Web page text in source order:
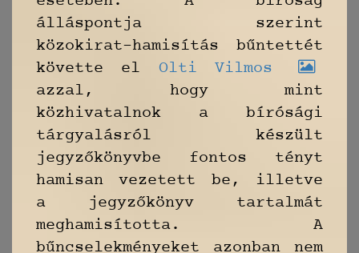
álláspontja szerint
közokirat-hamisítás bűntettét
követte el Olti Vilmos
azzal, hogy mint
közhivatalnok a bírósági
tárgyalásról készült
jegyzőkönyvbe fontos tényt
hamisan vezetett be, illetve
a jegyzőkönyv tartalmát
meghamisította. A
bűncselekményeket azonban nem